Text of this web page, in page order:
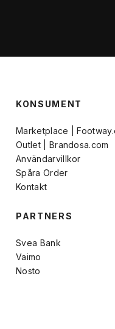
KONSUMENT
Marketplace |
Outlet | Brandosa.com
Användarvillkor
Spåra Order
Kontakt
PARTNERS
Svea Bank
Vaimo
Nosto